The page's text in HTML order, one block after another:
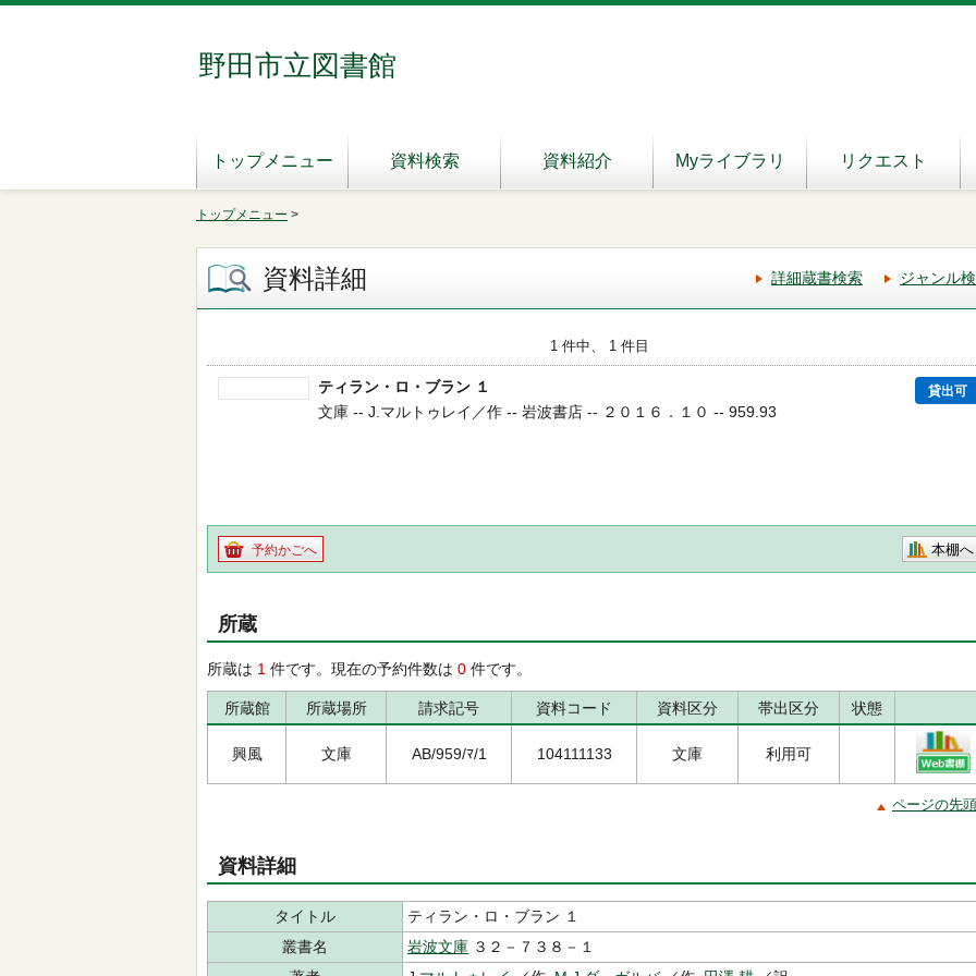
野田市立図書館
トップメニュー 資料検索 資料紹介 Myライブラリ リクエスト
トップメニュー >
資料詳細 詳細蔵書検索 ジャンル
1 件中、 1 件目
ティラン・ロ・ブラン １ 貸出可
文庫 -- J.マルトゥレイ／作 -- 岩波書店 -- ２０１６．１０ -- 959.93
予約かごへ 本棚へ
所蔵
所蔵は 1 件です。現在の予約件数は 0 件です。
所蔵館 所蔵場所 請求記号 資料コード 資料区分 帯出区分 状態
興風 文庫 AB/959/ﾏ/1 104111133 文庫 利用可
ページの先
資料詳細
タイトル
ティラン・ロ・ブラン １
叢書名
岩波文庫 ３２－７３８－１